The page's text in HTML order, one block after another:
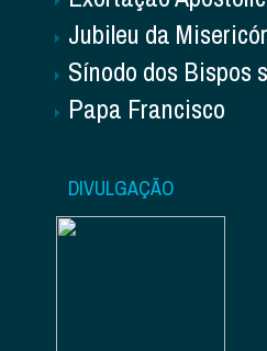
Jubileu da
Sínodo dos Bispos
Papa Francisco
DIVULGAÇÃO